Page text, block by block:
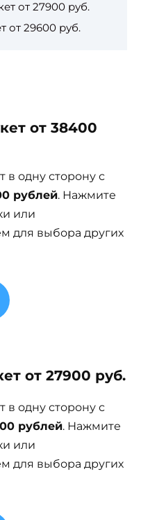
от 27900 руб.
от 29600 руб.
от 38400
одну сторону с
рублей. Нажмите
или
для выбора других
от 27900 руб.
одну сторону с
рублей. Нажмите
или
для выбора других